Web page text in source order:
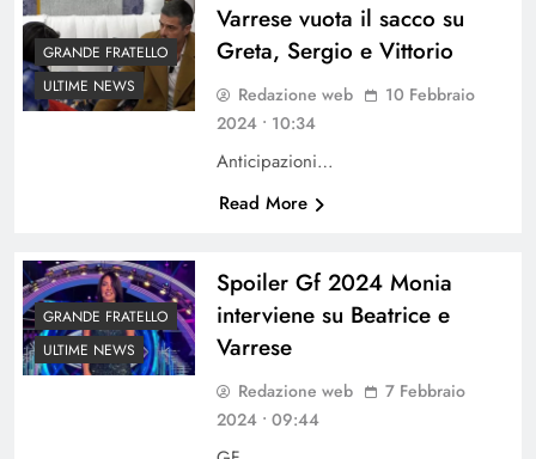
GRANDE FRATELLO
ULTIME NEWS
Varrese vuota il sacco su
Greta, Sergio e Vittorio
Redazione web
10 Febbraio
2024 • 10:34
Anticipazioni…
Read More
GRANDE FRATELLO
ULTIME NEWS
Spoiler Gf 2024 Monia
interviene su Beatrice e
Varrese
Redazione web
7 Febbraio
2024 • 09:44